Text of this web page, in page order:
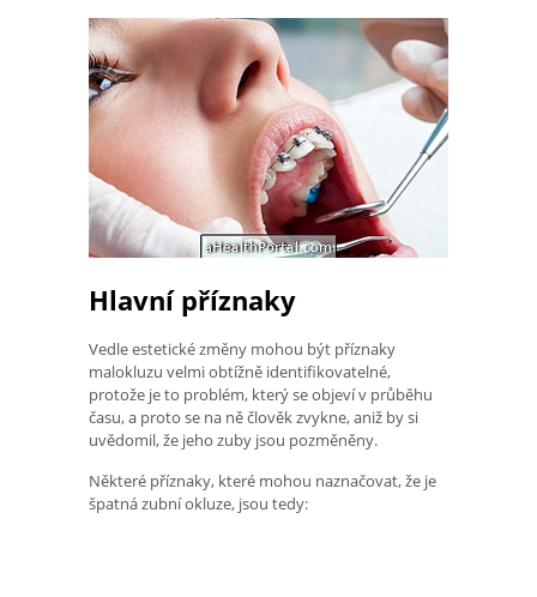
Hlavní příznaky
Vedle estetické změny mohou být příznaky
malokluzu velmi obtížně identifikovatelné,
protože je to problém, který se objeví v průběhu
času, a proto se na ně člověk zvykne, aniž by si
uvědomil, že jeho zuby jsou pozměněny.
Některé příznaky, které mohou naznačovat, že je
špatná zubní okluze, jsou tedy: